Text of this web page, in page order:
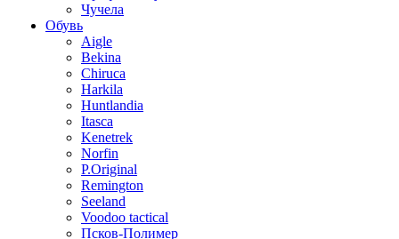
Чучела
Обувь
Aigle
Bekina
Chiruсa
Harkila
Huntlandia
Itasca
Kenetrek
Norfin
P.Original
Remington
Seeland
Voodoo tactical
Псков-Полимер